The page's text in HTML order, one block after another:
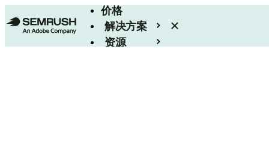
价格
解决方案
资源